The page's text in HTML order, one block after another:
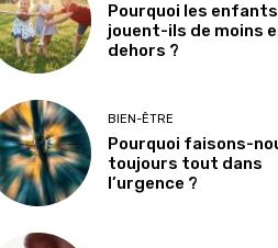
Pourquoi les enfants
jouent-ils de moins
dehors ?
BIEN-ÊTRE
Pourquoi faisons-
toujours tout dans
l’urgence ?